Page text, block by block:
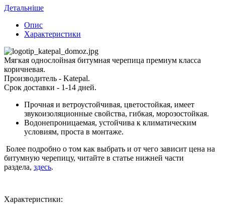
Детальніше
Опис
Характеристики
Мягкая однослойная битумная черепица премиум класса
коричневая.
Производитель - Katepal.
Срок доставки - 1-14 дней.
Прочная и ветроустойчивая, цветостойкая, имеет
звукоизоляционные свойства, гибкая, морозостойкая.
Водонепроницаемая, устойчива к климатическим
условиям, проста в монтаже.
Более подробно о том как выбрать и от чего зависит цена на
битумную черепицу, читайте в статье нижней части
раздела, здесь.
Характеристики: